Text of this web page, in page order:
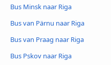
Bus Minsk naar Riga
Bus van Pärnu naar Riga
Bus van Praag naar Riga
Bus Pskov naar Riga